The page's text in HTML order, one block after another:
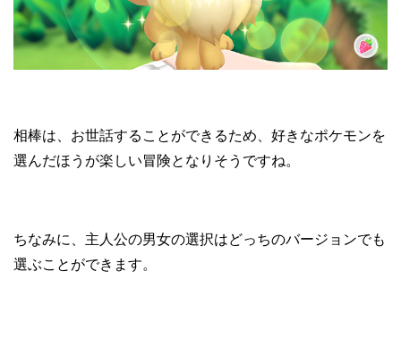
相棒は、お世話することができるため、好きなポケモンを
選んだほうが楽しい冒険となりそうですね。
ちなみに、主人公の男女の選択はどっちのバージョンでも
選ぶことができます。